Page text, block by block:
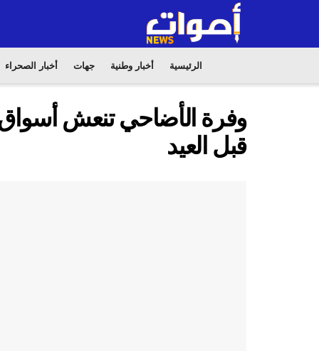
الرئيسية أخبار وطنية جهات أخبار الصحراء
وفرة الأضاحي تنعش
قبل العيد